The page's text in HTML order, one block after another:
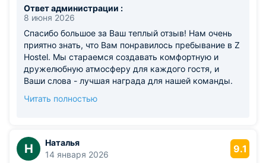
Ответ администрации :
8 июня 2026
Спасибо большое за Ваш теплый отзыв! Нам очень
приятно знать, что Вам понравилось пребывание в Z
Hostel. Мы стараемся создавать комфортную и
дружелюбную атмосферу для каждого гостя, и
Ваши слова - лучшая награда для нашей команды.
время Ваших будущих путешествий. Желаем Вам
Читать полностью
Н
Наталья
14 января 2026
9.1